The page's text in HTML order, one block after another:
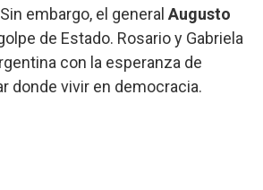
embargo, el general Augusto
de Estado. Rosario y Gabriela
con la esperanza de
donde vivir en democracia.